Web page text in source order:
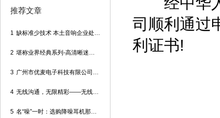
推荐文章
1 缺标准少技术 本土音响企业处境尴尬
2 堪称业界经典系列-高清晰迷你型头戴话筒
3 广州市优麦电子科技有限公司网站正式上线！
4 无线沟通，无限精彩——无线会议话筒
5 名“噪”一时：选购降噪耳机那些事
司顺利通过
利证书!